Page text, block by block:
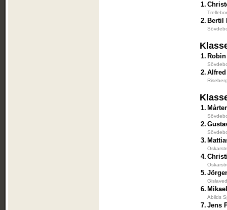
1.
2. Bertil
1.
2.
1.
2.
3.
4.
5.
6.
Abilds
7. Jens